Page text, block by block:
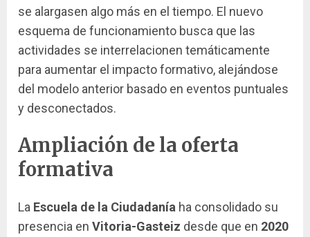
se alargasen algo más en el tiempo. El nuevo
esquema de funcionamiento busca que las
actividades se interrelacionen temáticamente
para aumentar el impacto formativo, alejándose
del modelo anterior basado en eventos puntuales
y desconectados.
Ampliación de la oferta
formativa
La Escuela de la Ciudadanía ha consolidado su
presencia en Vitoria-Gasteiz desde que en 2020